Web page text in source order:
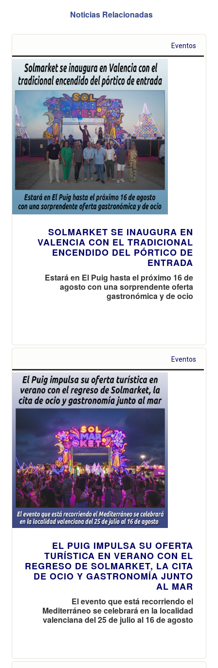
Noticias Relacionadas
Eventos
SOLMARKET SE INAUGURA EN
VALENCIA CON EL TRADICIONAL
ENCENDIDO DEL PÓRTICO DE
ENTRADA
Estará en El Puig hasta el próximo 16 de
agosto con una sorprendente oferta
gastronómica y de ocio
Eventos
EL PUIG IMPULSA SU OFERTA
TURÍSTICA EN VERANO CON EL
REGRESO DE SOLMARKET, LA CITA
DE OCIO Y GASTRONOMÍA JUNTO
AL MAR
El evento que está recorriendo el
Mediterráneo se celebrará en la localidad
valenciana del 25 de julio al 16 de agosto